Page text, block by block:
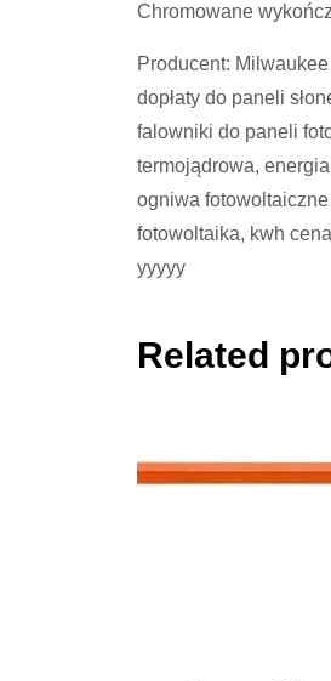
Chromowane
Producent: Milwaukee
dopłaty do paneli
falowniki do paneli
termojądrowa,
ogniwa
fotowoltaika, kwh
yyyyy
Related